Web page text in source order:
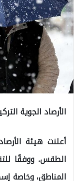
الأرصاد الجوية
أعلنت هيئة
الطقس. ووفقًا
المناطق، وخاصة